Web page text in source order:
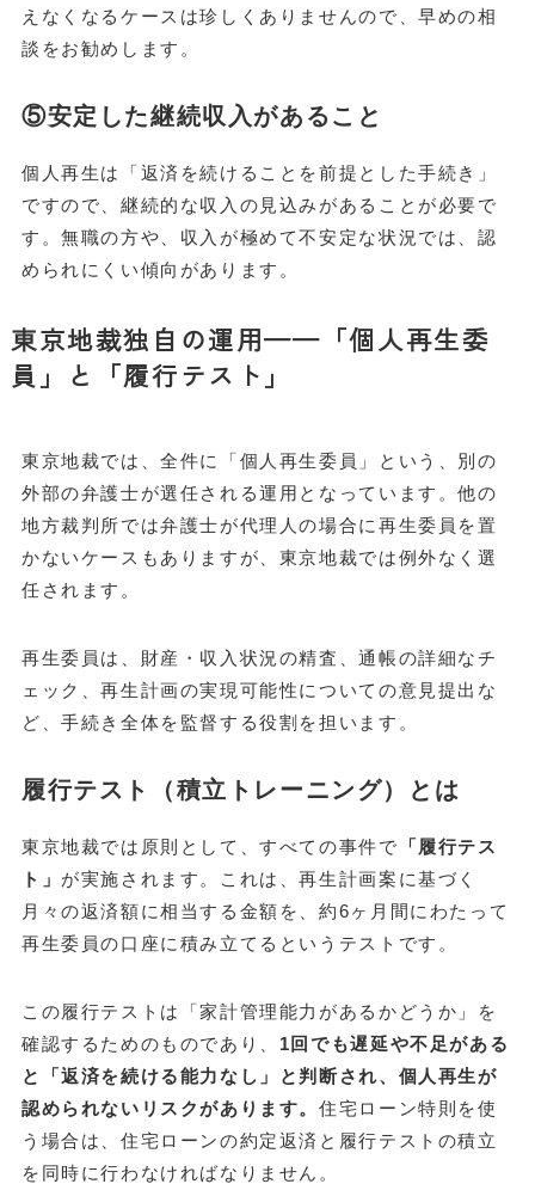
えなくなるケースは珍しくありませんので、早めの相
談をお勧めします。
⑤安定した継続収入があること
個人再生は「返済を続けることを前提とした手続き」
ですので、継続的な収入の見込みがあることが必要で
す。無職の方や、収入が極めて不安定な状況では、認
められにくい傾向があります。
東京地裁独自の運用——「個人再生委
員」と「履行テスト」
東京地裁では、全件に「個人再生委員」という、別の
外部の弁護士が選任される運用となっています。他の
地方裁判所では弁護士が代理人の場合に再生委員を置
かないケースもありますが、東京地裁では例外なく選
任されます。
再生委員は、財産・収入状況の精査、通帳の詳細なチ
ェック、再生計画の実現可能性についての意見提出な
ど、手続き全体を監督する役割を担います。
履行テスト（積立トレーニング）とは
東京地裁では原則として、すべての事件で 「履行テス
ト」 が実施されます。これは、再生計画案に基づく
月々の返済額に相当する金額を、約6ヶ月間にわたって
再生委員の口座に積み立てるというテストです。
この履行テストは「家計管理能力があるかどうか」を
確認するためのものであり、 1回でも遅延や不足がある
と「返済を続ける能力なし」と判断され、個人再生が
認められないリスクがあります。住宅ローン特則を使
う場合は、住宅ローンの約定返済と履行テストの積立
を同時に行わなければなりません。